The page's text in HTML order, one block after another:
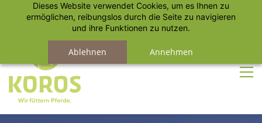
Dieses Website verwendet Cookies, um es Ihnen zu
ermöglichen, reibungslos durch die Seite zu navigieren
und ihre Funktionen zu nutzen.
Ablehnen Annehmen
Anmelden Registrieren